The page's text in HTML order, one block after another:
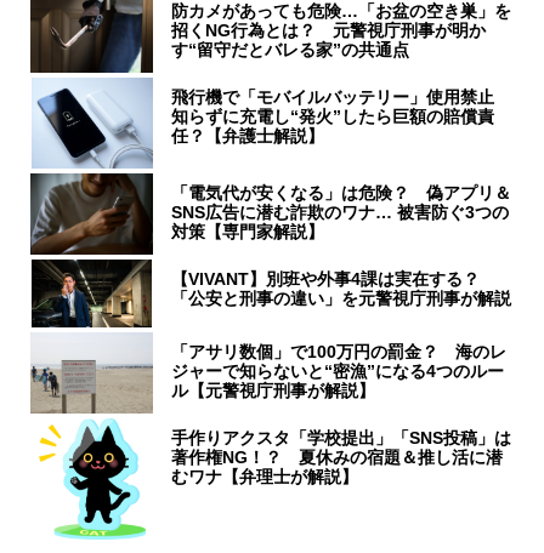
防カメがあっても危険…「お盆の空き巣」を
招くNG行為とは？ 元警視庁刑事が明か
す“留守だとバレる家”の共通点
飛行機で「モバイルバッテリー」使用禁止
知らずに充電し“発火”したら巨額の賠償責
任？【弁護士解説】
「電気代が安くなる」は危険？ 偽アプリ＆
SNS広告に潜む詐欺のワナ… 被害防ぐ3つの
対策【専門家解説】
【VIVANT】別班や外事4課は実在する？
「公安と刑事の違い」を元警視庁刑事が解説
「アサリ数個」で100万円の罰金？ 海のレ
ジャーで知らないと“密漁”になる4つのルー
ル【元警視庁刑事が解説】
手作りアクスタ「学校提出」「SNS投稿」は
著作権NG！？ 夏休みの宿題＆推し活に潜
むワナ【弁理士が解説】